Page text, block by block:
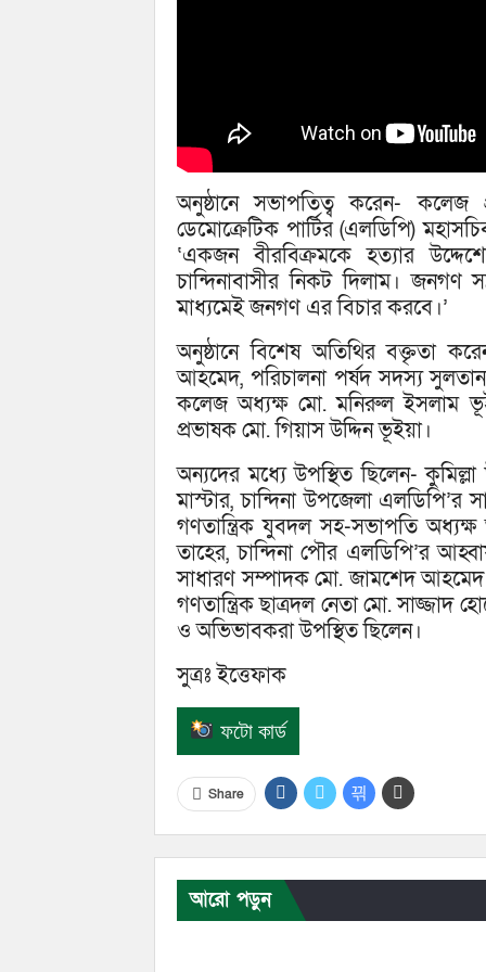
অনুষ্ঠানে সভাপতিত্ব করেন- কলেজ
ডেমোক্রেটিক পার্টির (এলডিপি)
‘একজন বীরবিক্রমকে হত্যার
চান্দিনাবাসীর নিকট দিলাম। জনগণ
মাধ্যমেই জনগণ এর বিচার করবে।’
অনুষ্ঠানে বিশেষ অতিথির বক্তৃতা
আহমেদ, পরিচালনা পর্ষদ সদস্য
কলেজ অধ্যক্ষ মো. মনিরুল ইসলাম
প্রভাষক মো. গিয়াস উদ্দিন ভূইয়া।
অন্যদের মধ্যে উপস্থিত ছিলেন-
মাস্টার, চান্দিনা উপজেলা
গণতান্ত্রিক যুবদল সহ-সভাপতি
তাহের, চান্দিনা পৌর এলডিপি’র
সাধারণ সম্পাদক মো. জামশেদ আহমেদ
গণতান্ত্রিক ছাত্রদল নেতা মো. সাজ্জাদ
ও অভিভাবকরা উপস্থিত ছিলেন।
সুত্রঃ ইত্তেফাক
ফটো কার্ড
Share
আরো পড়ুন